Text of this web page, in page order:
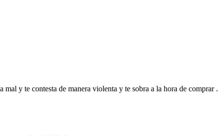
y te contesta de manera violenta y te sobra a la hora de comprar .